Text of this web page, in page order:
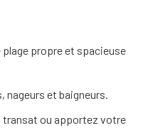
plage propre et spacieuse
nageurs et baigneurs.
transat ou apportez votre